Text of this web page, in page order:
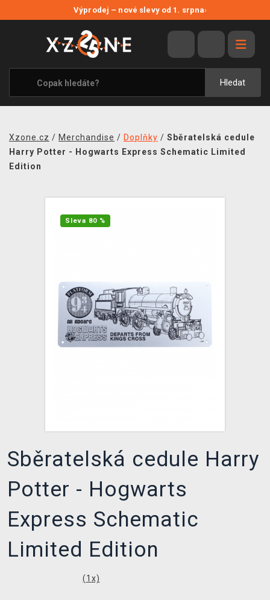
Výprodej – nové slevy od 1. srpna›
Hledat
VÝPRODEJ
VIDEOHRY
XZONE ORIGINALS
TÉMATIKY
MERCHANDISE
DOPRAVA
XZONE KLUB
TCG & BOARDGAME HUB
Xzone.cz / Merchandise / Doplňky / Sběratelská cedule
Harry Potter - Hogwarts Express Schematic Limited
Edition
Sleva 80 %
Sběratelská cedule Harry
Potter - Hogwarts
Express Schematic
Limited Edition
(1 x)